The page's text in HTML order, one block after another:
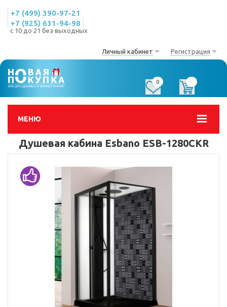
+7 (499) 390-97-21
+7 (925) 631-94-98
с 10 до 21 без выходных
Личный кабинет Регистрация
МЕНЮ
0
Душевая кабина Esbano ESB-1280CKR